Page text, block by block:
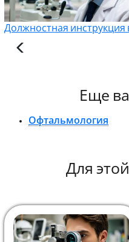
Должностная инструкция
Еще
Офтальмология
Для